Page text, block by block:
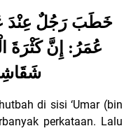
خَطَبَ رَجُلٌ عِنْدَ
عُمَرُ: إِنَّ كَثْرَةَ
di sisi ‘Umar (bin
perkataan. Lalu